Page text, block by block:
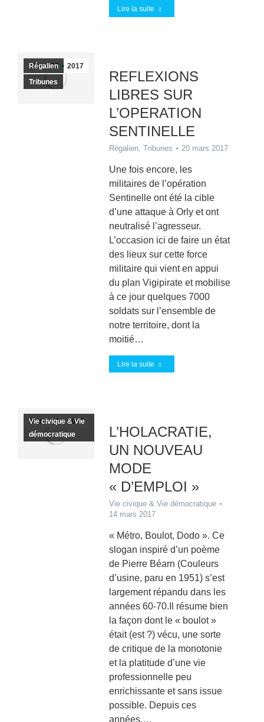
Lire la suite
Mar 20 2017
Régalien
Tribunes
REFLEXIONS
LIBRES SUR
L’OPERATION
SENTINELLE
Régalien,Tribunes 20 mars 2017
Une fois encore, les
militaires de l’opération
Sentinelle ont été la cible
d’une attaque à Orly et ont
neutralisé l’agresseur.
L’occasion ici de faire un état
des lieux sur cette force
militaire qui vient en appui
du plan Vigipirate et mobilise
à ce jour quelques 7000
soldats sur l’ensemble de
notre territoire, dont la
moitié…
Lire la suite
Mar 14 2017
Vie civique & Vie
démocratique
L’HOLACRATIE,
UN NOUVEAU
MODE
« D’EMPLOI »
Vie civique & Vie démocratique
14 mars 2017
« Métro, Boulot, Dodo ». Ce
slogan inspiré d’un poème
de Pierre Béarn (Couleurs
d’usine, paru en 1951) s’est
largement répandu dans les
années 60-70.Il résume bien
la façon dont le « boulot »
était (est ?) vécu, une sorte
de critique de la monotonie
et la platitude d’une vie
professionnelle peu
enrichissante et sans issue
possible. Depuis ces
années,…